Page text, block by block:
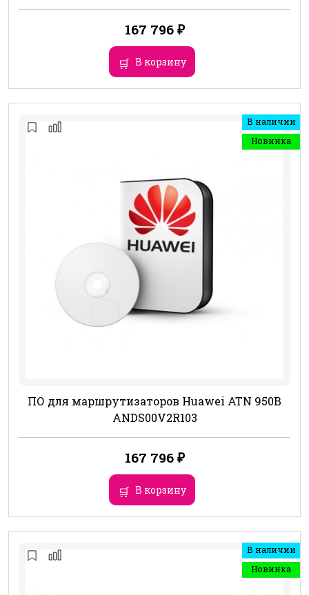
167 796 ₽
В корзину
В наличии
Новинка
ПО для маршрутизаторов Huawei ATN 950B
ANDS00V2R103
167 796 ₽
В корзину
В наличии
Новинка